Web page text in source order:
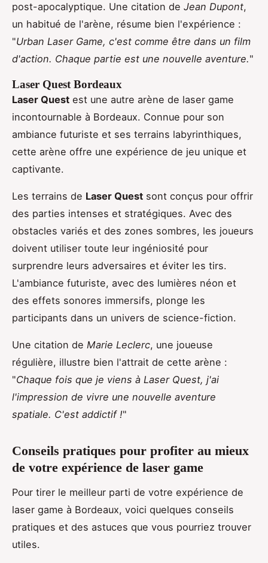
post-apocalyptique. Une citation de Jean Dupont,
un habitué de l'arène, résume bien l'expérience :
"Urban Laser Game, c'est comme être dans un film
d'action. Chaque partie est une nouvelle aventure."
Laser Quest Bordeaux
Laser Quest est une autre arène de laser game
incontournable à Bordeaux. Connue pour son
ambiance futuriste et ses terrains labyrinthiques,
cette arène offre une expérience de jeu unique et
captivante.
Les terrains de Laser Quest sont conçus pour offrir
des parties intenses et stratégiques. Avec des
obstacles variés et des zones sombres, les joueurs
doivent utiliser toute leur ingéniosité pour
surprendre leurs adversaires et éviter les tirs.
L'ambiance futuriste, avec des lumières néon et
des effets sonores immersifs, plonge les
participants dans un univers de science-fiction.
Une citation de Marie Leclerc, une joueuse
régulière, illustre bien l'attrait de cette arène :
"Chaque fois que je viens à Laser Quest, j'ai
l'impression de vivre une nouvelle aventure
spatiale. C'est addictif !"
Conseils pratiques pour profiter au mieux
de votre expérience de laser game
Pour tirer le meilleur parti de votre expérience de
laser game à Bordeaux, voici quelques conseils
pratiques et des astuces que vous pourriez trouver
utiles.